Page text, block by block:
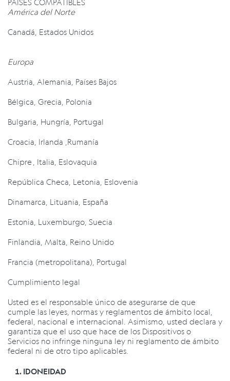
PAÍSES COMPATIBLES
América del Norte
Canadá, Estados Unidos
Europa
Austria, Alemania, Países Bajos
Bélgica, Grecia, Polonia
Bulgaria, Hungría, Portugal
Croacia, Irlanda ,Rumanía
Chipre , Italia, Eslovaquia
República Checa, Letonia, Eslovenia
Dinamarca, Lituania, España
Estonia, Luxemburgo, Suecia
Finlandia, Malta, Reino Unido
Francia (metropolitana), Portugal
Cumplimiento legal
Usted es el responsable único de asegurarse de que
cumple las leyes, normas y reglamentos de ámbito local,
federal, nacional e internacional. Asimismo, usted declara y
garantiza que el uso que hace de los Dispositivos o
Servicios no infringe ninguna ley ni reglamento de ámbito
federal ni de otro tipo aplicables.
IDONEIDAD